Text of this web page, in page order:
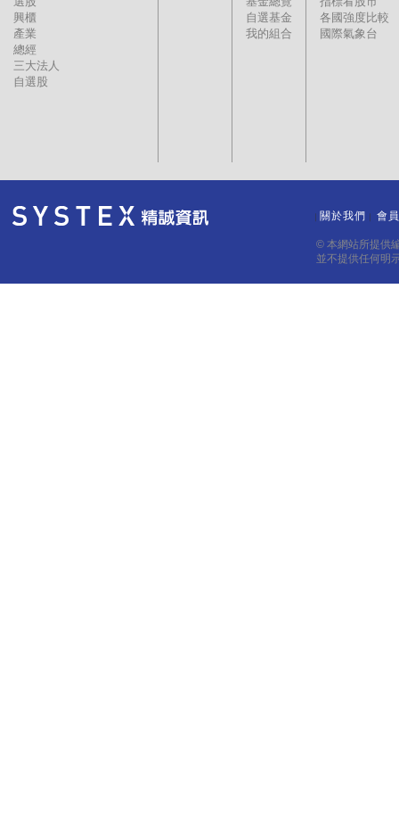
興櫃
產業
總經
三大法人
自選股
自選基金
我的組合
各國強度比較
國際氣象台
關於我們 會
© 本網站所提供
並不提供任何明